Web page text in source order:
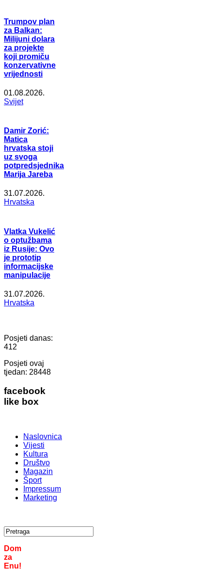
Trumpov plan
za Balkan:
Milijuni dolara
za projekte
koji promiču
konzervativne
vrijednosti
01.08.2026.
Svijet
Damir Zorić:
Matica
hrvatska stoji
uz svoga
potpredsjednika
Marija Jareba
31.07.2026.
Hrvatska
Vlatka Vukelić
o optužbama
iz Rusije: Ovo
je prototip
informacijske
manipulacije
31.07.2026.
Hrvatska
Posjeti danas:
412
Posjeti ovaj
tjedan: 28448
facebook
like box
Naslovnica
Vijesti
Kultura
Društvo
Magazin
Šport
Impressum
Marketing
Dom
za
Enu!